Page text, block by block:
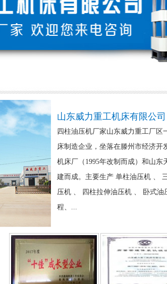
山东威力重工机床有限公司
四柱油压机厂家山东威力重工厂
床制造企业，坐落在滕州市经济开
机床厂（1995年改制而成）和山东
建而成。主要生产 单柱油压机 、
压机 、 四柱拉伸油压机 、 卧式
程、...